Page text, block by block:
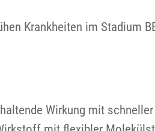
Krankheiten im Stadium
Wirkung mit